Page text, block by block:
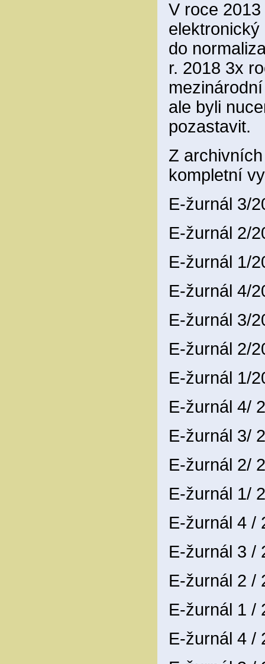
V roce
do
r. 2018 3x
ale byli
pozastavit.
Z
kompletní
E-žurnál 3/
E-žurnál 2/
E-žurnál 1/
E-žurnál 4/
E-žurnál 3/
E-žurnál 2/
E-žurnál 1/
E-žurnál 4/
E-žurnál 3/
E-žurnál 2/
E-žurnál 1/
E-žurnál 4 /
E-žurnál 3 /
E-žurnál 2 /
E-žurnál 1 /
E-žurnál 4 /